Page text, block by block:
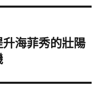
海菲秀的壯陽